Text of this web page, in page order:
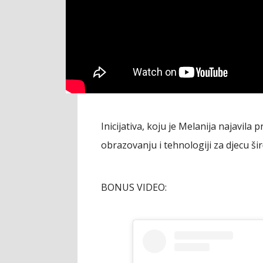
Inicijativa, koju je Melanija najavila
obrazovanju i tehnologiji za djecu
BONUS VIDEO: